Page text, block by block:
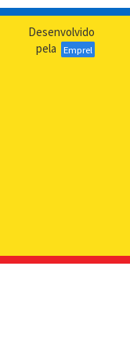
Desenvolvido
pela
Emprel